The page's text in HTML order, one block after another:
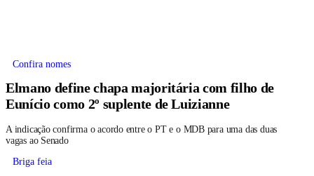
Confira nomes
Elmano define chapa majoritária com filho de
Eunício como 2º suplente de Luizianne
A indicação confirma o acordo entre o PT e o MDB para uma das duas
vagas ao Senado
Briga feia